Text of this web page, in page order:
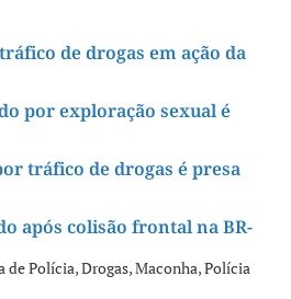
de drogas em ação da
por exploração sexual é
tráfico de drogas é presa
após colisão frontal na BR-
de Polícia,Drogas,Maconha,Polícia